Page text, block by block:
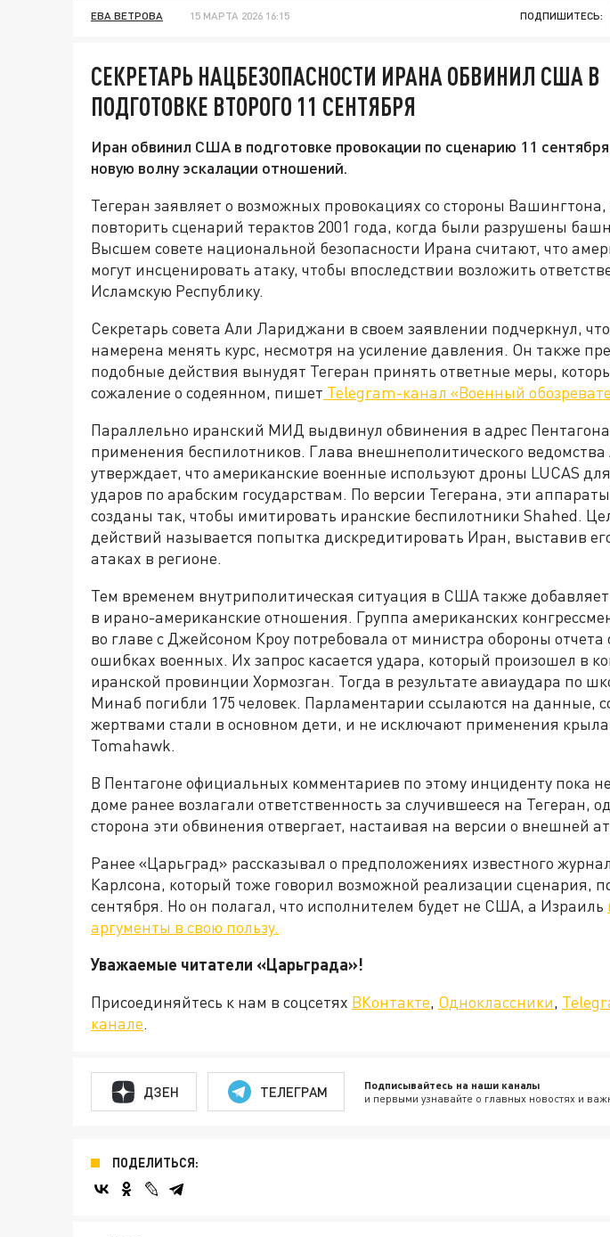
ЕВА ВЕТРОВА 15 МАРТА 2026 16:15 ПОДПИШИТЕСЬ:
СЕКРЕТАРЬ НАЦБЕЗОПАСНОСТИ ИРАНА ОБВИНИЛ США В
ПОДГОТОВКЕ ВТОРОГО 11 СЕНТЯБРЯ
Иран обвинил США в подготовке провокации по сценарию 11
новую волну эскалации отношений.
Тегеран заявляет о возможных провокациях со стороны Вашингтона,
повторить сценарий терактов 2001 года, когда были разрушены
Высшем совете национальной безопасности Ирана считают, что
могут инсценировать атаку, чтобы впоследствии возложить
Исламскую Республику.
Секретарь совета Али Лариджани в своем заявлении подчеркнул,
намерена менять курс, несмотря на усиление давления. Он также
подобные действия вынудят Тегеран принять ответные меры,
сожаление о содеянном, пишет Telegram-канал «Военный
Параллельно иранский МИД выдвинул обвинения в адрес
применения беспилотников. Глава внешнеполитического ведомства
утверждает, что американские военные используют дроны LUCAS
ударов по арабским государствам. По версии Тегерана, эти
созданы так, чтобы имитировать иранские беспилотники Shahed.
действий называется попытка дискредитировать Иран, выставив
атаках в регионе.
Тем временем внутриполитическая ситуация в США также
в ирано-американские отношения. Группа американских
во главе с Джейсоном Кроу потребовала от министра обороны
ошибках военных. Их запрос касается удара, который произошел в
иранской провинции Хормозган. Тогда в результате авиаудара по
Минаб погибли 175 человек. Парламентарии ссылаются на данные,
жертвами стали в основном дети, и не исключают применения
Tomahawk.
В Пентагоне официальных комментариев по этому инциденту пока
доме ранее возлагали ответственность за случившееся на Тегеран,
сторона эти обвинения отвергает, настаивая на версии о внешней
Ранее «Царьград» рассказывал о предположениях известного
Карлсона, который тоже говорил возможной реализации сценария,
сентября. Но он полагал, что исполнителем будет не США, а Израиль
аргументы в свою пользу.
Уважаемые читатели «Царьграда»!
Присоединяйтесь к нам в соцсетях ВКонтакте, Одноклассники,
канале.
ДЗЕН ТЕЛЕГРАМ Подписывайтесь на наши каналы
и первыми узнавайте о главных новостях и
ПОДЕЛИТЬСЯ: